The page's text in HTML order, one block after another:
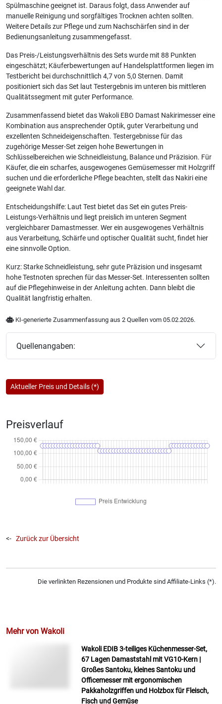
Spülmaschine geeignet ist. Daraus folgt, dass Anwender auf
manuelle Reinigung und sorgfältiges Trocknen achten sollten.
Weitere Details zur Pflege und zum Nachschärfen sind in der
Bedienungsanleitung zusammengefasst.
Das Preis-/Leistungsverhältnis des Sets wurde mit 88 Punkten
eingeschätzt; Käuferbewertungen auf Handelsplattformen liegen im
Testbericht bei durchschnittlich 4,7 von 5,0 Sternen. Damit
positioniert sich das Set laut Testergebnis im unteren bis mittleren
Qualitätssegment mit guter Performance.
Zusammenfassend bietet das Wakoli EBO Damast Nakirimesser eine
Kombination aus ansprechender Optik, guter Verarbeitung und
exzellenten Schneideigenschaften. Testergebnisse für das
zugehörige Messer-Set zeigen hohe Bewertungen in
Schlüsselbereichen wie Schneidleistung, Balance und Präzision. Für
Käufer, die ein scharfes, ausgewogenes Gemüsemesser mit Holzgriff
suchen und die erforderliche Pflege beachten, stellt das Nakiri eine
geeignete Wahl dar.
Entscheidungshilfe: Laut Test bietet das Set ein gutes Preis-
Leistungs-Verhältnis und liegt preislich im unteren Segment
vergleichbarer Damastmesser. Wer ein ausgewogenes Verhältnis
aus Verarbeitung, Schärfe und optischer Qualität sucht, findet hier
eine sinnvolle Option.
Kurz: Starke Schneidleistung, sehr gute Präzision und insgesamt
hohe Testnoten sprechen für das Messer-Set. Interessenten sollten
auf die Pflegehinweise in der Anleitung achten. Dann bleibt die
Qualität langfristig erhalten.
KI-generierte Zusammenfassung aus 2 Quellen vom 05.02.2026.
Quellenangaben:
Aktueller Preis und Details (*)
Preisverlauf
<- Zurück zur Übersicht
Die verlinkten Rezensionen und Produkte sind Affiliate-Links (*).
Mehr von Wakoli
Wakoli EDIB 3-teiliges Küchenmesser-Set,
67 Lagen Damaststahl mit VG10-Kern |
Großes Santoku, kleines Santoku und
Officemesser mit ergonomischen
Pakkaholzgriffen und Holzbox für Fleisch,
Fisch und Gemüse